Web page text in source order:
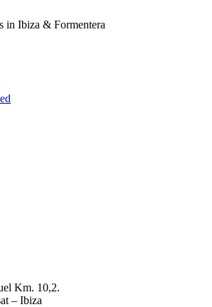
in Ibiza & Formentera
Km. 10,2.
– Ibiza